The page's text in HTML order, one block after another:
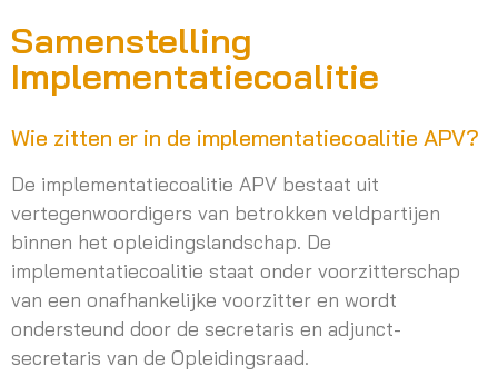
Samenstelling
Implementatiecoalitie
Wie zitten er in de implementatiecoalitie APV?
De implementatiecoalitie APV bestaat uit
vertegenwoordigers van betrokken veldpartijen
binnen het opleidingslandschap. De
implementatiecoalitie staat onder voorzitterschap
van een onafhankelijke voorzitter en wordt
ondersteund door de secretaris en adjunct-
secretaris van de Opleidingsraad.